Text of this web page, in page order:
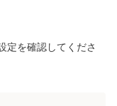
定を確認してくださ